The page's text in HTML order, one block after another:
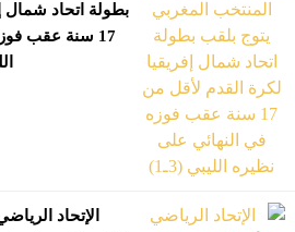
بطولة اتحاد شمال
17 سنة عقب
الإتحاد